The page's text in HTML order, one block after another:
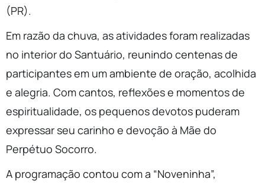
(PR).
Em razão da chuva, as atividades foram realizadas
no interior do Santuário, reunindo centenas de
participantes em um ambiente de oração, acolhida
e alegria. Com cantos, reflexões e momentos de
espiritualidade, os pequenos devotos puderam
expressar seu carinho e devoção à Mãe do
Perpétuo Socorro.
A programação contou com a “Noveninha”,